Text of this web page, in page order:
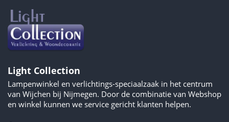
Light Collection
Lampenwinkel en verlichtings-speciaalzaak in het centrum
van Wijchen bij Nijmegen. Door de combinatie van Webshop
en winkel kunnen we service gericht klanten helpen.